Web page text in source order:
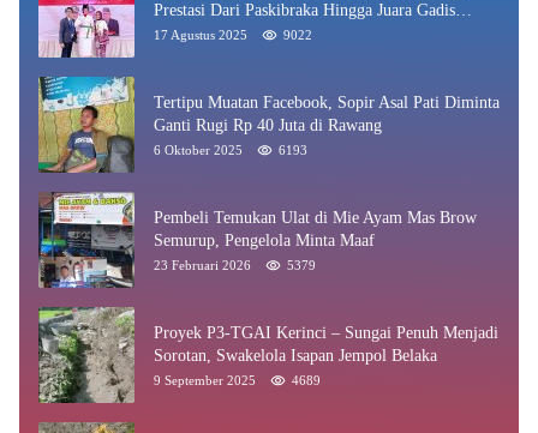
Prestasi Dari Paskibraka Hingga Juara Gadis
Kerinci 2025
17 Agustus 2025 9022
Tertipu Muatan Facebook, Sopir Asal Pati Diminta
Ganti Rugi Rp 40 Juta di Rawang
6 Oktober 2025 6193
Pembeli Temukan Ulat di Mie Ayam Mas Brow
Semurup, Pengelola Minta Maaf
23 Februari 2026 5379
Proyek P3-TGAI Kerinci – Sungai Penuh Menjadi
Sorotan, Swakelola Isapan Jempol Belaka
9 September 2025 4689